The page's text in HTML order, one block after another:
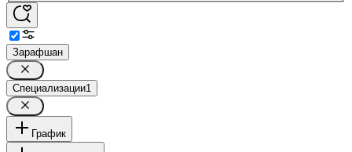
Зарафшан
Специализации1
График